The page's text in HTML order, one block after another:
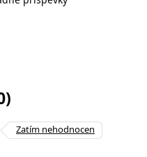
Zatím nehodnocen